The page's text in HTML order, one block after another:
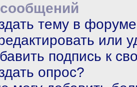
тему в
или
подпись к
опрос?